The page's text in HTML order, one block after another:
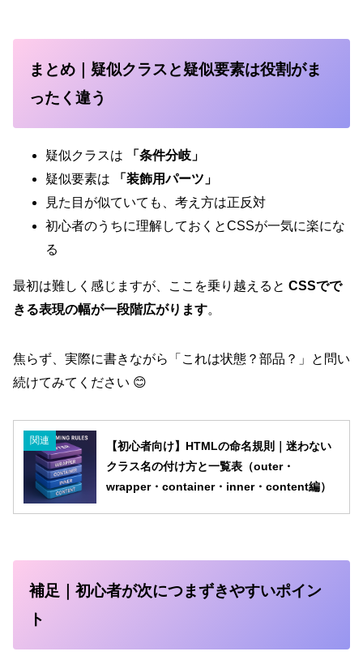
まとめ｜疑似クラスと疑似要素は役割がま
ったく違う
疑似クラスは
「条件分岐」
疑似要素は
「装飾用パーツ」
見た目が似ていても、考え方は正反対
初心者のうちに理解しておくとCSSが一気に楽にな
る
最初は難しく感じますが、ここを乗り越えると CSSでで
きる表現の幅が一段階広がります。
焦らず、実際に書きながら「これは状態？部品？」と問い
続けてみてください 😊
関連
【初心者向け】HTMLの命名規則｜迷わない
クラス名の付け方と一覧表（outer・
wrapper・container・inner・content編）
補足｜初心者が次につまずきやすいポイン
ト